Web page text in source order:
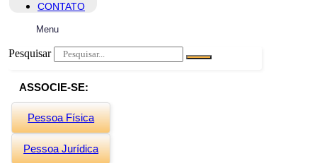
CONTATO
Menu
Pesquisar
ASSOCIE-SE:
Pessoa Física
Pessoa Jurídica